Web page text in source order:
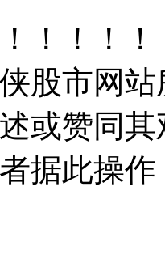
！！！！
股市网
或赞同
据此操